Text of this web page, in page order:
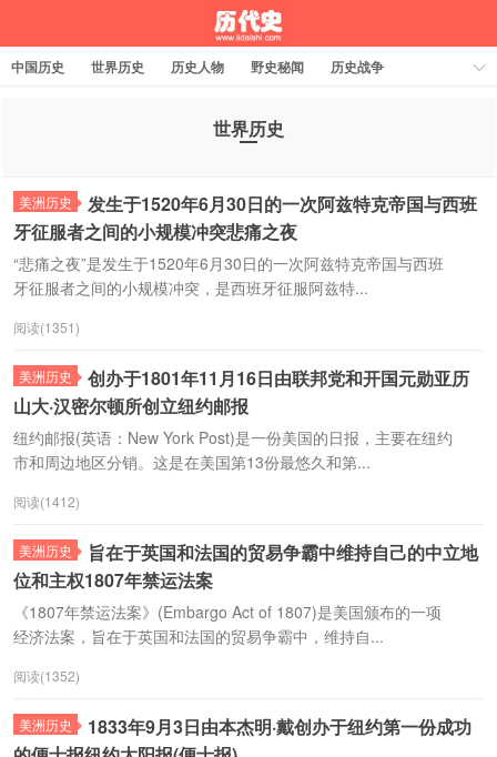
中国历史 世界历史 历史人物 野史秘闻
历史战争
世界历史
美洲历史
发生于1520年6月30日的一次阿兹特克帝国与西班
牙征服者之间的小规模冲突悲痛之夜
“悲痛之夜”是发生于1520年6月30日的一次阿兹特克帝国与西班
牙征服者之间的小规模冲突，是西班牙征服阿兹特...
阅读(1351)
美洲历史
创办于1801年11月16日由联邦党和开国元勋亚历
山大·汉密尔顿所创立纽约邮报
纽约邮报(英语：New York Post)是一份美国的日报，主要在纽约
市和周边地区分销。这是在美国第13份最悠久和第...
阅读(1412)
美洲历史
旨在于英国和法国的贸易争霸中维持自己的中立地
位和主权1807年禁运法案
《1807年禁运法案》(Embargo Act of 1807)是美国颁布的一项
经济法案，旨在于英国和法国的贸易争霸中，维持自...
阅读(1352)
美洲历史
1833年9月3日由本杰明·戴创办于纽约第一份成功